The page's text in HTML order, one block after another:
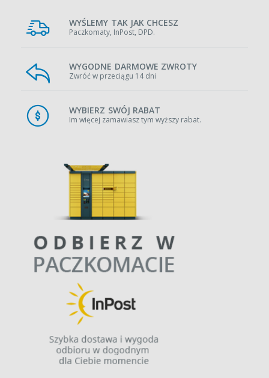
WYŚLEMY TAK JAK CHCESZ
Paczkomaty, InPost, DPD.
WYGODNE DARMOWE ZWROTY
Zwróć w przeciągu 14 dni
WYBIERZ SWÓJ RABAT
Im więcej zamawiasz tym wyższy rabat.